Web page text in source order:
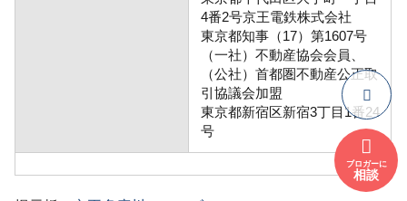
4番2号京王電鉄株式会社
東京都知事（17）第1607号
（一社）不動産協会会員、
（公社）首都圏不動産公正取
引協議会加盟
東京都新宿区新宿3丁目1番24
号
ブロガーに
相談